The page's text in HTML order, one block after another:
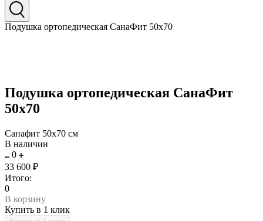
Подушка ортопедическая СанаФит 50х70
Подушка ортопедическая СанаФит
50х70
Санафит 50х70 см
В наличии
0
33 600 ₽
Итого:
0
В корзину
Купить в 1 клик